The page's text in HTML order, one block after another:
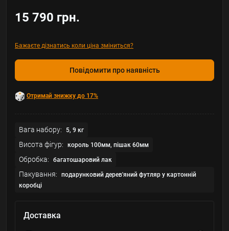
15 790 грн.
Бажаєте дізнатись коли ціна зміниться?
Повідомити про наявність
Отримай знижку до 17%
Вага набору: 5, 9 кг
Висота фігур: король 100мм, пішак 60мм
Обробка: багатошаровий лак
Пакування:
подарунковий дерев'яний футляр у картонній
коробці
Доставка